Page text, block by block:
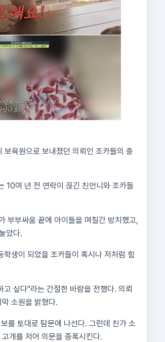
육원으로 보내졌던 의뢰인 조카들의 충
여 년 전 연락이 끊긴 친언니와 조카들
부부싸움 끝에 아이들을 며칠간 방치했고,
았다.
생이 되었을 조카들이 혹시나 저처럼 힘
싶다"라는 간절한 바람을 전했다. 의뢰
소원을 밝혔다.
를 토대로 탐문에 나선다. 그런데 친가 소
개를 저어 의문을 증폭시킨다.